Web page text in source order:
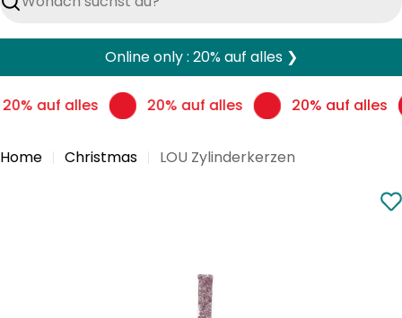
Suchen
Online only : 20% auf alles ❯
20% auf alles 20% auf alles 20% auf alles
Home Christmas LOU Zylinderkerzen